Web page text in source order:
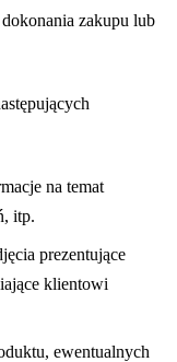
zakupu lub
na temat
itp.
prezentujące
klientowi
ewentualnych